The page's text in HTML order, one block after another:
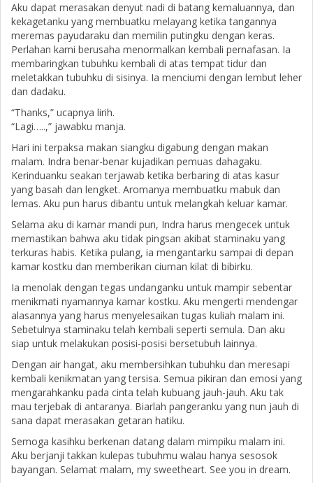
Aku dapat merasakan denyut nadi di batang kemaluannya, dan
kekagetanku yang membuatku melayang ketika tangannya
meremas payudaraku dan memilin putingku dengan keras.
Perlahan kami berusaha menormalkan kembali pernafasan. Ia
membaringkan tubuhku kembali di atas tempat tidur dan
meletakkan tubuhku di sisinya. Ia menciumi dengan lembut leher
dan dadaku.
“Thanks,” ucapnya lirih.
“Lagi…..,” jawabku manja.
Hari ini terpaksa makan siangku digabung dengan makan
malam. Indra benar-benar kujadikan pemuas dahagaku.
Kerinduanku seakan terjawab ketika berbaring di atas kasur
yang basah dan lengket. Aromanya membuatku mabuk dan
lemas. Aku pun harus dibantu untuk melangkah keluar kamar.
Selama aku di kamar mandi pun, Indra harus mengecek untuk
memastikan bahwa aku tidak pingsan akibat staminaku yang
terkuras habis. Ketika pulang, ia mengantarku sampai di depan
kamar kostku dan memberikan ciuman kilat di bibirku.
Ia menolak dengan tegas undanganku untuk mampir sebentar
menikmati nyamannya kamar kostku. Aku mengerti mendengar
alasannya yang harus menyelesaikan tugas kuliah malam ini.
Sebetulnya staminaku telah kembali seperti semula. Dan aku
siap untuk melakukan posisi-posisi bersetubuh lainnya.
Dengan air hangat, aku membersihkan tubuhku dan meresapi
kembali kenikmatan yang tersisa. Semua pikiran dan emosi yang
mengarahkanku pada cinta telah kubuang jauh-jauh. Aku tak
mau terjebak di antaranya. Biarlah pangeranku yang nun jauh di
sana dapat merasakan getaran hatiku.
Semoga kasihku berkenan datang dalam mimpiku malam ini.
Aku berjanji takkan kulepas tubuhmu walau hanya sesosok
bayangan. Selamat malam, my sweetheart. See you in dream.